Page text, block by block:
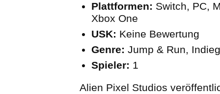
Plattformen: Switch, PC,
Xbox One
USK: Keine Bewertung
Genre: Jump & Run,
Spieler: 1
Alien Pixel Studios